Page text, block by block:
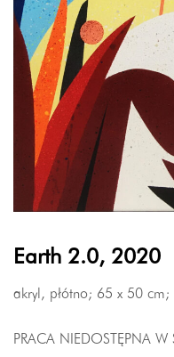
Earth 2.0, 2020
akryl, płótno; 65 x 50
PRACA NIEDOSTĘPNA W